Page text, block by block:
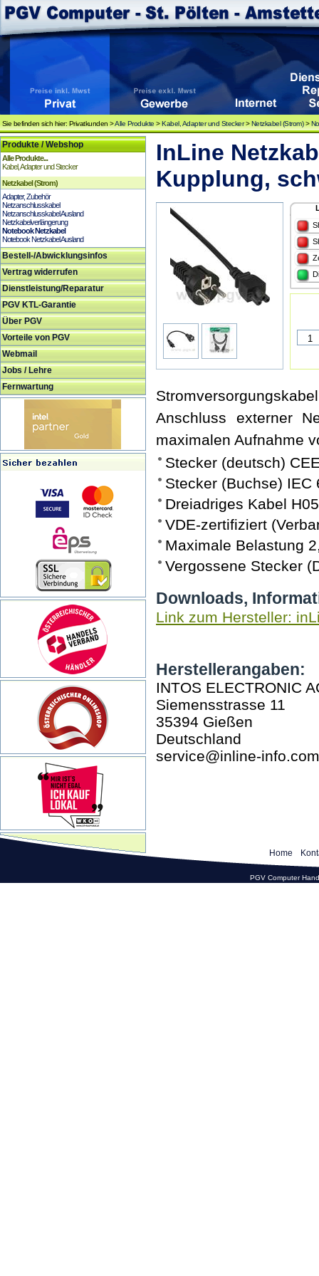
Sie befinden sich hier: Privatkunden >Alle Produkte >Kabel, Adapter und Stecker>Netzkabel (Strom)>
Produkte / Webshop
Alle Produkte...
Kabel, Adapter und Stecker
Netzkabel (Strom)
Adapter, Zubehör
Netzanschlusskabel
Netzanschlusskabel Ausland
Netzkabelverlängerung
Notebook Netzkabel
Notebook Netzkabel Ausland
Bestell-/Abwicklungsinfos
Vertrag widerrufen
Dienstleistung/Reparatur
PGV KTL-Garantie
Über PGV
Vorteile von PGV
Webmail
Jobs / Lehre
Fernwartung
InLine
Kupplung,
Anschluss externer
maximalen Aufnahme
Stecker (deutsch)
Stecker (Buchse) IEC
Dreiadriges Kabel
VDE-zertifiziert
Maximale Belastung
Vergossene Stecker
Downloads,
Link zum Hersteller:
Herstellerangaben:
INTOS ELECTRONIC
Siemensstrasse 11
35394 Gießen
Deutschland
service@inline-info.com
Home
PGV Computer